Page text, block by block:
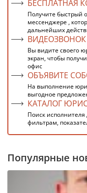
БЕСПЛАТНАЯ
Получите быстрый
мессенджере ,
дальнейших
Вы видите своего
экран, чтобы
офис
ОБЪЯВИТЕ
На выполнение
выгодное
КАТАЛОГ
Поиск
фильтрам,
Популярные